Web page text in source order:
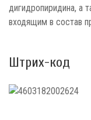
дигидропиридина, а
входящим в состав
Штрих-код